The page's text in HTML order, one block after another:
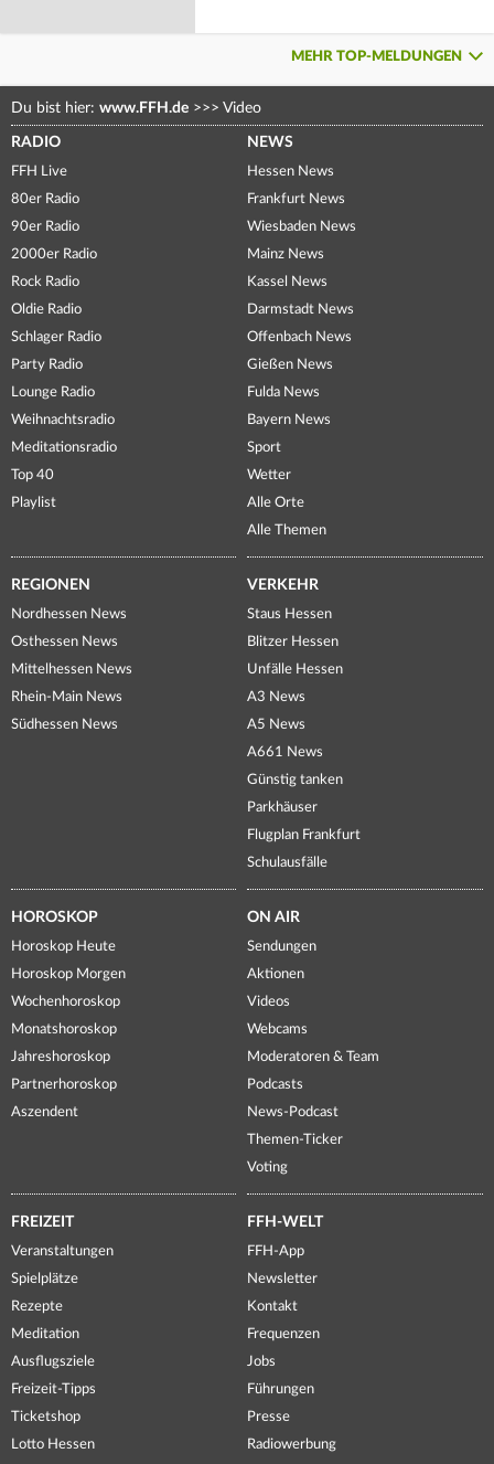
MEHR TOP-MELDUNGEN
Du bist hier: www.FFH.de >>> Video
RADIO
FFH Live
80er Radio
90er Radio
2000er Radio
Rock Radio
Oldie Radio
Schlager Radio
Party Radio
Lounge Radio
Weihnachtsradio
Meditationsradio
Top 40
Playlist
NEWS
Hessen News
Frankfurt News
Wiesbaden News
Mainz News
Kassel News
Darmstadt News
Offenbach News
Gießen News
Fulda News
Bayern News
Sport
Wetter
Alle Orte
Alle Themen
REGIONEN
Nordhessen News
Osthessen News
Mittelhessen News
Rhein-Main News
Südhessen News
VERKEHR
Staus Hessen
Blitzer Hessen
Unfälle Hessen
A3 News
A5 News
A661 News
Günstig tanken
Parkhäuser
Flugplan Frankfurt
Schulausfälle
HOROSKOP
Horoskop Heute
Horoskop Morgen
Wochenhoroskop
Monatshoroskop
Jahreshoroskop
Partnerhoroskop
Aszendent
ON AIR
Sendungen
Aktionen
Videos
Webcams
Moderatoren & Team
Podcasts
News-Podcast
Themen-Ticker
Voting
FREIZEIT
Veranstaltungen
Spielplätze
Rezepte
Meditation
Ausflugsziele
Freizeit-Tipps
Ticketshop
Lotto Hessen
FFH-WELT
FFH-App
Newsletter
Kontakt
Frequenzen
Jobs
Führungen
Presse
Radiowerbung